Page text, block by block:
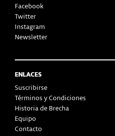
Facebook
Twitter
Instagram
Newsletter
ENLACES
Suscribirse
Términos y Condiciones
Historia de Brecha
Equipo
Contacto